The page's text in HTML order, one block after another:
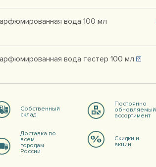
вода 100 мл
вода тестер 100 мл
Собственный
склад
Постоянно
обновляемый
ассортимент
Доставка по
всем
городам
России
Скидки и
акции